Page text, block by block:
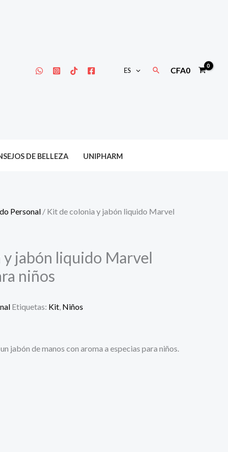
ES BuscarCFA0
DE BELLEZA UNIPHARM
Personal / Kit de colonia y jabón liquido Marvel
y jabón liquido Marvel
niños
Etiquetas: Kit, Niños
jabón de manos con aroma a especias para niños.